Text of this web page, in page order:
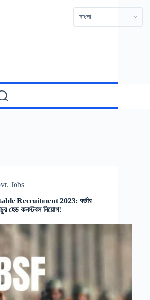
Jobs
Recruitment 2023: বর্ডার
হেড কনস্টবল নিয়োগ!